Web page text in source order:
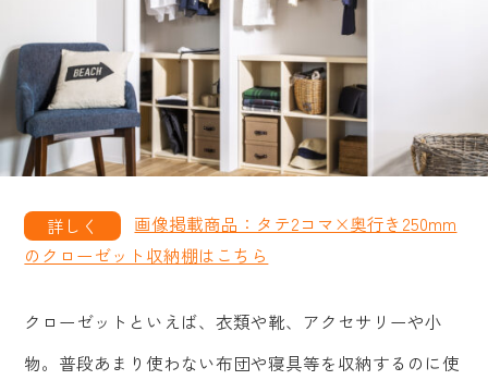
画像掲載商品：タテ2コマ×奥行き250mm
のクローゼット収納棚はこちら
クローゼットといえば、衣類や靴、アクセサリーや小
物。普段あまり使わない布団や寝具等を収納するのに使